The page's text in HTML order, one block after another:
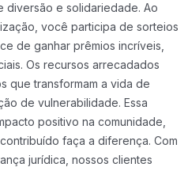
diversão e solidariedade. Ao
você participa de sorteios
de ganhar prêmios incríveis,
Os recursos arrecadados
que transformam a vida de
de vulnerabilidade. Essa
positivo na comunidade,
faça a diferença. Com
jurídica, nossos clientes